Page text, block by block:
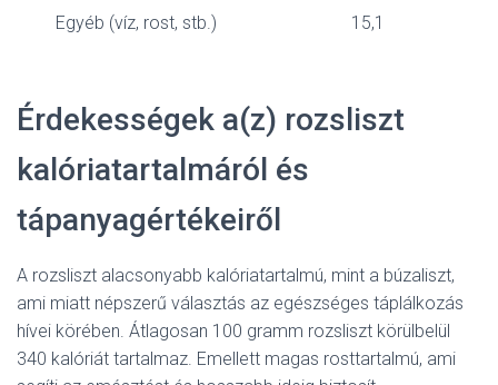
Egyéb (víz, rost, stb.) 15,1
Érdekességek a(z) rozsliszt
kalóriatartalmáról és
tápanyagértékeiről
A rozsliszt alacsonyabb kalóriatartalmú, mint a búzaliszt,
ami miatt népszerű választás az egészséges táplálkozás
hívei körében. Átlagosan 100 gramm rozsliszt körülbelül
340 kalóriát tartalmaz. Emellett magas rosttartalmú, ami